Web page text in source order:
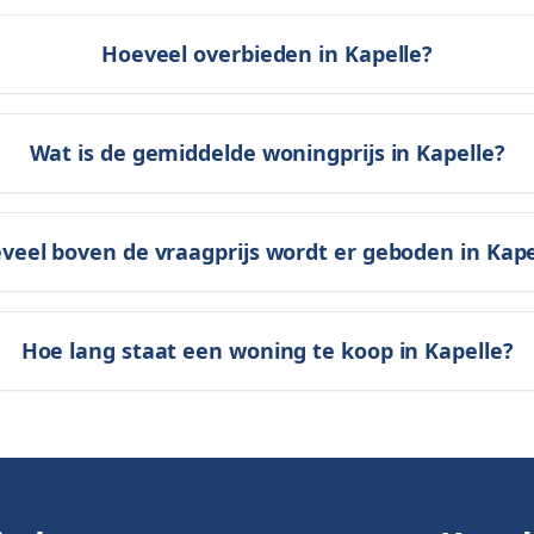
Hoeveel overbieden in Kapelle?
Wat is de gemiddelde woningprijs in Kapelle?
boven de vraagprijs wordt er geboden in
Hoe lang staat een woning te koop in Kapelle?